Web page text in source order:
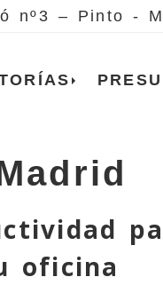
nº3 – Pinto -
oficina